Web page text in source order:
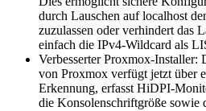
durch Lauschen auf localhost
zuzulassen oder verhindert das
einfach die IPv4-Wildcard als
Verbesserter Proxmox-Installer:
von Proxmox verfügt jetzt über
Erkennung, erfasst HiDPI-
die Konsolenschriftgröße sowie